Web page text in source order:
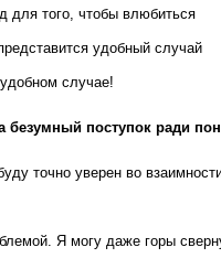
для того, чтобы влюбиться
удобный случай
случае!
поступок ради
точно уверен во
Я могу даже горы